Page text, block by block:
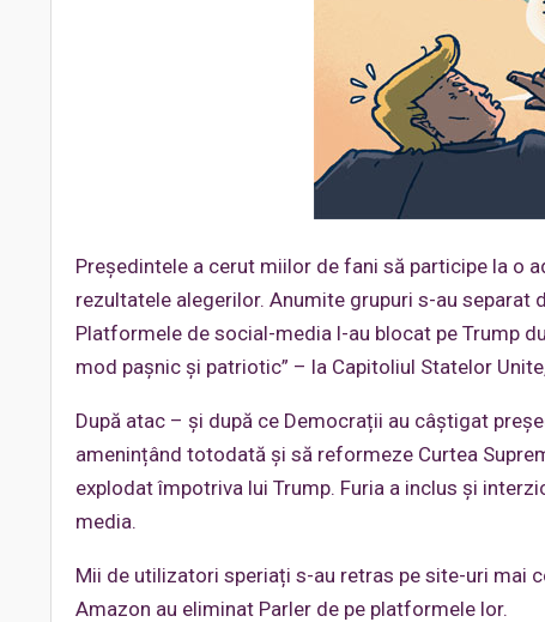
Președintele a cerut miilor de fani să participe la o
rezultatele alegerilor. Anumite grupuri s-au separat
Platformele de social-media l-au blocat pe Trump
mod pașnic și patriotic” – la Capitoliul Statelor
După atac – și după ce Democrații au câștigat
amenințând totodată și să reformeze Curtea
explodat împotriva lui Trump. Furia a inclus și
media.
Mii de utilizatori speriați s-au retras pe site-uri mai
Amazon au eliminat Parler de pe platformele lor.